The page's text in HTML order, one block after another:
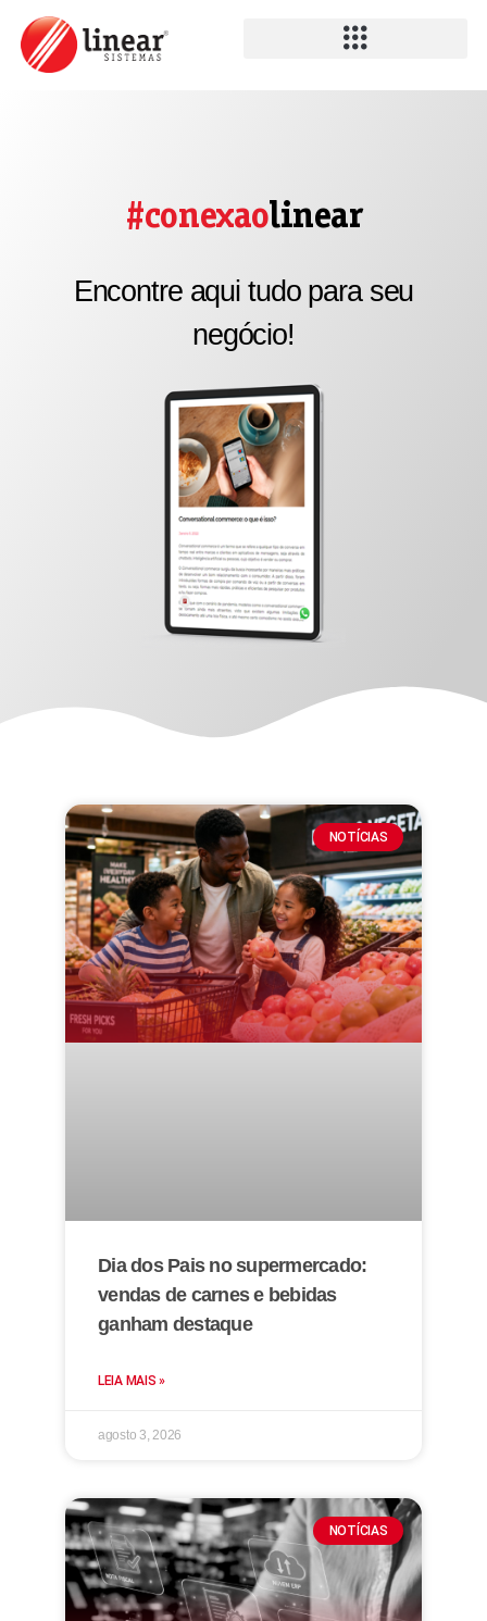
#conexaolinear
Encontre aqui tudo para seu
negócio!
NOTÍCIAS
Dia dos Pais no supermercado:
vendas de carnes e bebidas
ganham destaque
LEIA MAIS »
agosto 3, 2026
NOTÍCIAS